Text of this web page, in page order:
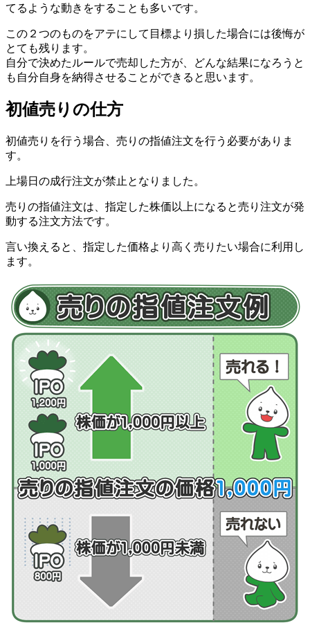
てるような動き をすることも多いです。
この２つのものをアテにして目標より損した場合には後悔が
とても残ります。
自分で決めたルールで売却した方が、どんな結果になろうと
も自分自身を納得させることができると思います。
初値売りの仕方
初値売りを行う場合、 売りの指値注文を行う必要がありま
す。
上場日の成行注文が禁止となりました。
売りの指値注文は、 指定した株価以上になると売り注文が発
動する注文方法です。
言い換えると、 指定した価格より高く売りたい場合に利用 し
ます。